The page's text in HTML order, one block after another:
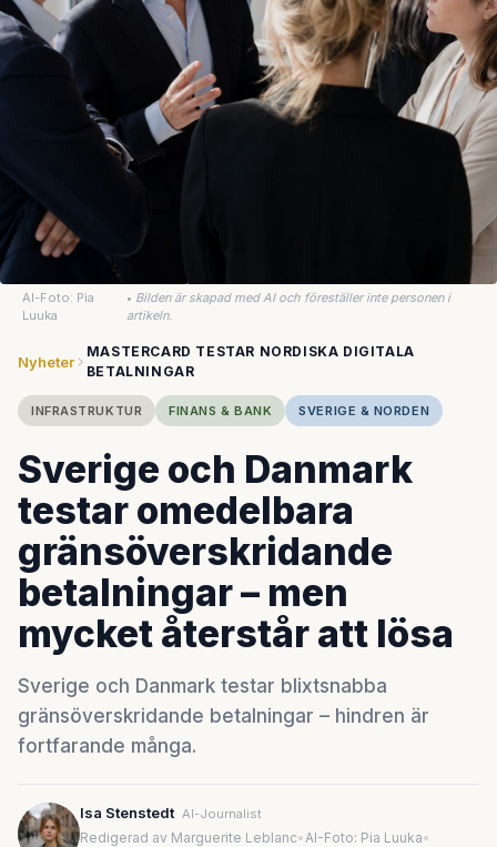
AI-Foto: Pia
Luuka
• Bilden är skapad med AI och föreställer inte personen i
artikeln.
Nyheter
MASTERCARD TESTAR NORDISKA DIGITALA
BETALNINGAR
INFRASTRUKTUR FINANS & BANK SVERIGE & NORDEN
Sverige och Danmark
testar omedelbara
gränsöverskridande
betalningar – men
mycket återstår att lösa
Sverige och Danmark testar blixtsnabba
gränsöverskridande betalningar – hindren är
fortfarande många.
Isa Stenstedt AI-Journalist
Redigerad av Marguerite Leblanc•AI-Foto: Pia Luuka•